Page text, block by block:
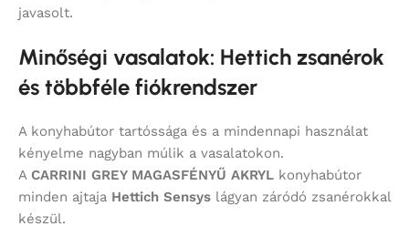
javasolt.
Minőségi vasalatok: Hettich zsanérok
és többféle fiókrendszer
A konyhabútor tartóssága és a mindennapi használat
kényelme nagyban múlik a vasalatokon.
A CARRINI GREY MAGASFÉNYŰ AKRYL konyhabútor
minden ajtaja Hettich Sensys lágyan záródó zsanérokkal
készül.